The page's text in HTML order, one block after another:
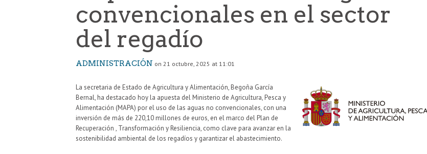
convencionales en el sector
del regadío
ADMINISTRACIÓN on 21 octubre, 2025 at 11:01
La secretaria de Estado de Agricultura y Alimentación, Begoña García
Bernal, ha destacado hoy la apuesta del Ministerio de Agricultura, Pesca y
Alimentación (MAPA) por el uso de las aguas no convencionales, con una
inversión de más de 220,10 millones de euros, en el marco del Plan de
Recuperación , Transformación y Resiliencia, como clave para avanzar en la
sostenibilidad ambiental de los regadíos y garantizar el abastecimiento.